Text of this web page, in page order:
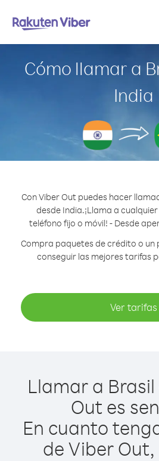
Cómo llamar a
India
Con Viber Out puedes hacer
desde India.¡Llama a
teléfono fijo o móvil! - Desde
Compra paquetes de crédito o un
conseguir las mejores tarifas
Ver tarifas
Llamar a
Out es
En cuanto
de Viber